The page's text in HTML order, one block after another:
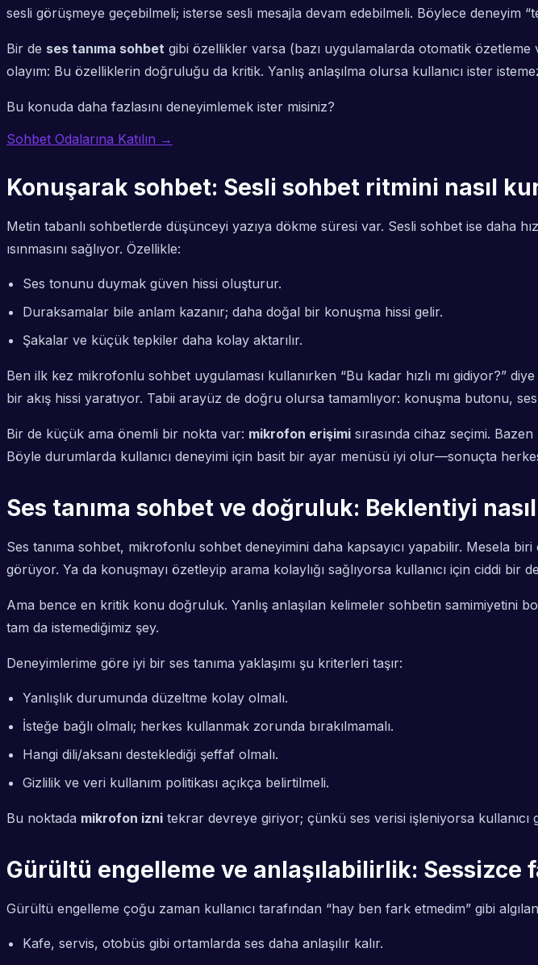
sesli görüşmeye geçebilmeli; isterse sesli mesajla devam edebilmeli. Böylece deneyim
Bir de ses tanıma sohbet gibi özellikler varsa (bazı uygulamalarda otomatik
olayım: Bu özelliklerin doğruluğu da kritik. Yanlış anlaşılma olursa kullanıcı ister
Bu konuda daha fazlasını deneyimlemek ister misiniz?
Sohbet Odalarına Katılın →
Konuşarak sohbet: Sesli sohbet ritmini nasıl
Metin tabanlı sohbetlerde düşünceyi yazıya dökme süresi var. Sesli sohbet ise daha
ısınmasını sağlıyor. Özellikle:
Ses tonunu duymak güven hissi oluşturur.
Duraksamalar bile anlam kazanır; daha doğal bir konuşma hissi gelir.
Şakalar ve küçük tepkiler daha kolay aktarılır.
Ben ilk kez mikrofonlu sohbet uygulaması kullanırken “Bu kadar hızlı mı gidiyor?”
bir akış hissi yaratıyor. Tabii arayüz de doğru olursa tamamlıyor: konuşma butonu,
Bir de küçük ama önemli bir nokta var: mikrofon erişimi sırasında cihaz seçimi.
Böyle durumlarda kullanıcı deneyimi için basit bir ayar menüsü iyi olur—sonuçta
Ses tanıma sohbet ve doğruluk: Beklentiyi
Ses tanıma sohbet, mikrofonlu sohbet deneyimini daha kapsayıcı yapabilir. Mesela
görüyor. Ya da konuşmayı özetleyip arama kolaylığı sağlıyorsa kullanıcı için ciddi bir
Ama bence en kritik konu doğruluk. Yanlış anlaşılan kelimeler sohbetin samimiyetini
tam da istemediğimiz şey.
Deneyimlerime göre iyi bir ses tanıma yaklaşımı şu kriterleri taşır:
Yanlışlık durumunda düzeltme kolay olmalı.
İsteğe bağlı olmalı; herkes kullanmak zorunda bırakılmamalı.
Hangi dili/aksanı desteklediği şeffaf olmalı.
Gizlilik ve veri kullanım politikası açıkça belirtilmeli.
Bu noktada mikrofon izni tekrar devreye giriyor; çünkü ses verisi işleniyorsa
Gürültü engelleme ve anlaşılabilirlik: Sessizce
Gürültü engelleme çoğu zaman kullanıcı tarafından “hay ben fark etmedim” gibi
Kafe, servis, otobüs gibi ortamlarda ses daha anlaşılır kalır.